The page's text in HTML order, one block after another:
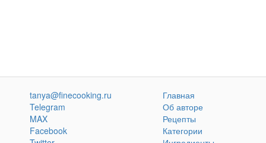
tanya@finecooking.ru
Telegram
MAX
Facebook
Главная
Об авторе
Рецепты
Категории